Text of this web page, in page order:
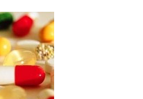
en
y trabajan en